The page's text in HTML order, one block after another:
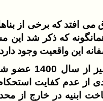
می افتد که برخی از
که ذکر شد
این واقعیت وجود دارد
در شهر
از عدم کفایت
ابنیه در خارج از